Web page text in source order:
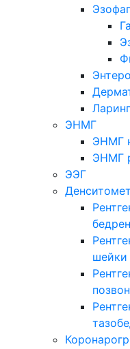
ЭНМГ
ЭНМГ
ЭНМГ
ЭЭГ
шейки